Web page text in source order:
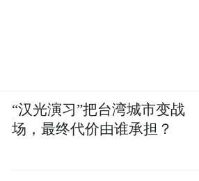
“汉光演习”把台湾城市变战
场，最终代价由谁承担？